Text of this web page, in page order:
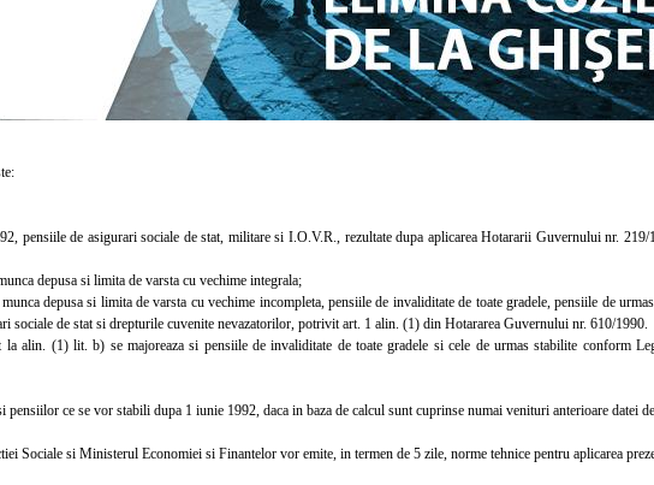
pensiile de asigurari sociale de stat, militare si I.O.V.R., rezultate dupa aplicarea Hotararii Guvernului nr. 219/
depusa si limita de varsta cu vechime integrala;
depusa si limita de varsta cu vechime incompleta, pensiile de invaliditate de toate gradele, pensiile de
sociale de stat si drepturile cuvenite nevazatorilor, potrivit art. 1 alin. (1) din Hotararea Guvernului nr. 610/1990.
alin. (1) lit. b) se majoreaza si pensiile de invaliditate de toate gradele si cele de urmas stabilite conform
ce se vor stabili dupa 1 iunie 1992, daca in baza de calcul sunt cuprinse numai venituri anterioare datei
Sociale si Ministerul Economiei si Finantelor vor emite, in termen de 5 zile, norme tehnice pentru aplicarea